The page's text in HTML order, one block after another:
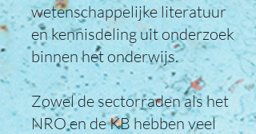
wetenschappelijke literatuur
en kennisdeling uit onderzoek
binnen het onderwijs.
Zowel de sectorraden als het
NRO en de KB hebben veel